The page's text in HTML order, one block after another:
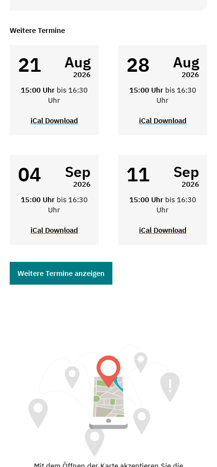
Weitere Termine
21 Aug
2026
15:00 Uhr bis 16:30
Uhr
iCal Download
28 Aug
2026
15:00 Uhr bis 16:30
Uhr
iCal Download
04 Sep
2026
15:00 Uhr bis 16:30
Uhr
iCal Download
11 Sep
2026
15:00 Uhr bis 16:30
Uhr
iCal Download
Weitere Termine anzeigen